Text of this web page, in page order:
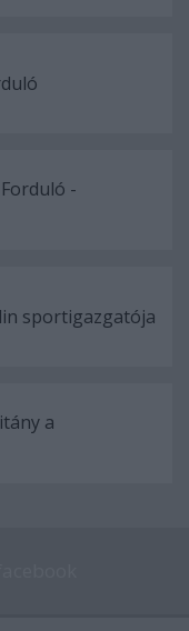
-
sportigazgatója
a